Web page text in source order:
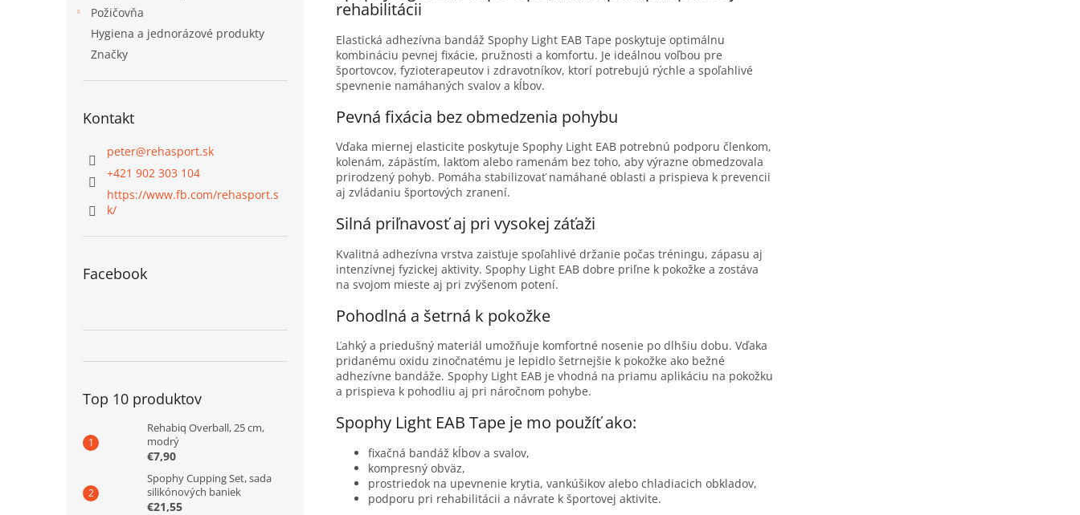
Požičovňa
Hygiena a jednorázové produkty
Značky
Kontakt
peter@rehasport.sk
+421 902 303 104
https://www.fb.com/rehasport.s
k/
Facebook
Top 10 produktov
Rehabiq Overball, 25 cm,
modrý
€7,90
Spophy Cupping Set, sada
silikónových baniek
€21,55
rehabilitácii
Elastická adhezívna bandáž Spophy Light EAB Tape poskytuje optimálnu
kombináciu pevnej fixácie, pružnosti a komfortu. Je ideálnou voľbou pre
športovcov, fyzioterapeutov i zdravotníkov, ktorí potrebujú rýchle a spoľahlivé
spevnenie namáhaných svalov a kĺbov.
Pevná fixácia bez obmedzenia pohybu
Vďaka miernej elasticite poskytuje Spophy Light EAB potrebnú podporu členkom,
kolenám, zápästím, lakťom alebo ramenám bez toho, aby výrazne obmedzovala
prirodzený pohyb. Pomáha stabilizovať namáhané oblasti a prispieva k prevencii
aj zvládaniu športových zranení.
Silná priľnavosť aj pri vysokej záťaži
Kvalitná adhezívna vrstva zaisťuje spoľahlivé držanie počas tréningu, zápasu aj
intenzívnej fyzickej aktivity. Spophy Light EAB dobre priľne k pokožke a zostáva
na svojom mieste aj pri zvýšenom potení.
Pohodlná a šetrná k pokožke
Ľahký a priedušný materiál umožňuje komfortné nosenie po dlhšiu dobu. Vďaka
pridanému oxidu zinočnatému je lepidlo šetrnejšie k pokožke ako bežné
adhezívne bandáže. Spophy Light EAB je vhodná na priamu aplikáciu na pokožku
a prispieva k pohodliu aj pri náročnom pohybe.
Spophy Light EAB Tape je mo použíť ako:
fixačná bandáž kĺbov a svalov,
kompresný obväz,
prostriedok na upevnenie krytia, vankúšikov alebo chladiacich obkladov,
podporu pri rehabilitácii a návrate k športovej aktivite.